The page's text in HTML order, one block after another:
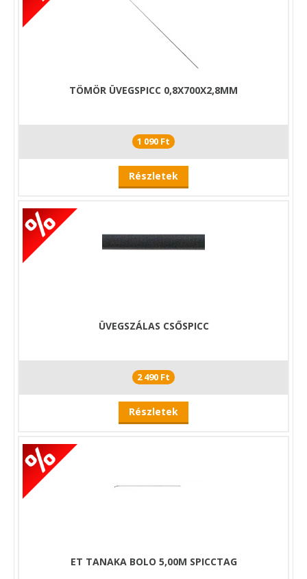
TÖMÖR ÜVEGSPICC 0,8X700X2,8MM
1 090 Ft
Részletek
ÜVEGSZÁLAS CSŐSPICC
2 490 Ft
Részletek
ET TANAKA BOLO 5,00M SPICCTAG